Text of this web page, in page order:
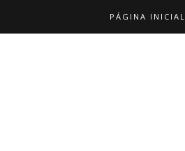
PÁGINA INICIAL